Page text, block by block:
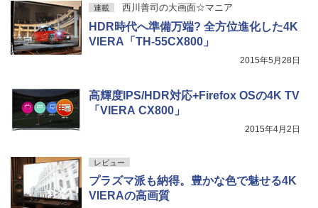
連載 西川善司の大画面☆マニア
HDR時代へ準備万端? 全方位進化した4K
VIERA「TH-55CX800」
2015年5月28日
高輝度IPS/HDR対応+Firefox OSの4K TV
「VIERA CX800」
2015年4月2日
レビュー
プラズマ派も納得。豊かな色で魅せる4K
VIERAの高画質